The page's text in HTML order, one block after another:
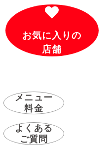
お気に入りの
店舗
メニュー
料金
よくある
ご質問